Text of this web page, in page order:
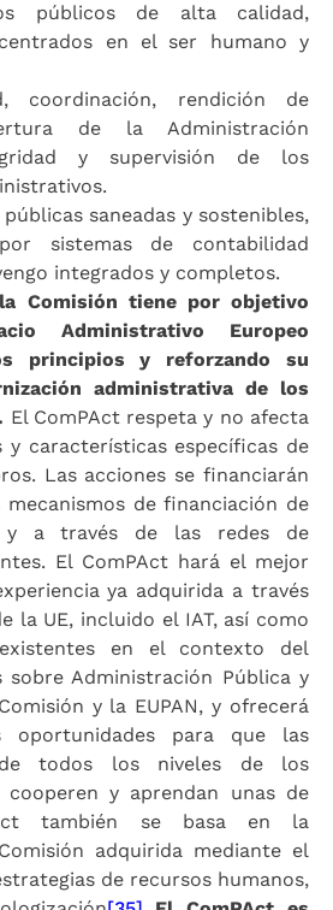
públicos de alta calidad,
en el ser humano y
coordinación, rendición de
de la Administración
y supervisión de los
saneadas y sostenibles,
sistemas de contabilidad
integrados y completos.
Comisión tiene por objetivo
Administrativo Europeo
principios y reforzando su
administrativa de los
El ComPAct respeta y no afecta
y características específicas de
Las acciones se financiarán
de financiación de
y a través de las redes de
El ComPAct hará el mejor
ya adquirida a través
la UE, incluido el IAT, así como
en el contexto del
sobre Administración Pública y
y la EUPAN, y ofrecerá
oportunidades para que las
de todos los niveles de los
cooperen y aprendan unas de
también se basa en la
adquirida mediante el
de recursos humanos,